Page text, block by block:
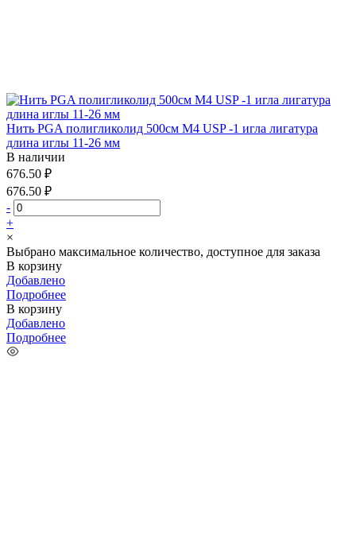
Нить PGA полигликолид 500см М4 USP -1 игла лигатура
длина иглы 11-26 мм
В наличии
676.50 ₽
676.50 ₽
-
+
×
Выбрано максимальное количество, доступное для заказа
В корзину
Добавлено
Подробнее
В корзину
Добавлено
Подробнее